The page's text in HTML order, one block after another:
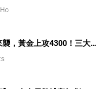
金創一個多月新高
，黃金上攻4300！三大因
勢有望延續